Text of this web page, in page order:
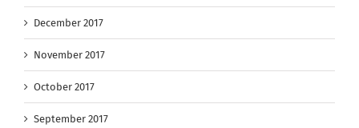
December 2017
November 2017
October 2017
September 2017